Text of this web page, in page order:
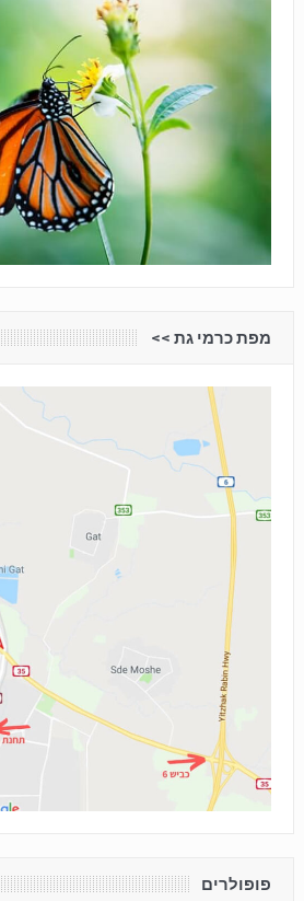
מפת כרמי גת <<
פופולרים